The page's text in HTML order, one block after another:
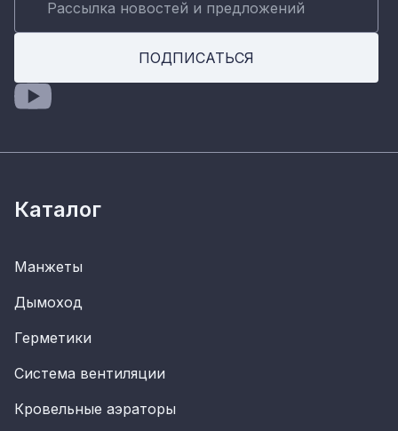
ПОДПИСАТЬСЯ
Каталог
Манжеты
Дымоход
Герметики
Система вентиляции
Кровельные аэраторы